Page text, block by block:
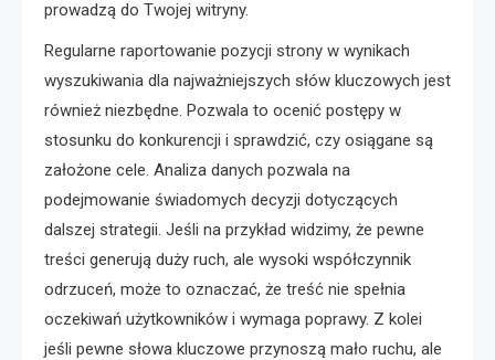
prowadzą do Twojej witryny.
Regularne raportowanie pozycji strony w wynikach
wyszukiwania dla najważniejszych słów kluczowych jest
również niezbędne. Pozwala to ocenić postępy w
stosunku do konkurencji i sprawdzić, czy osiągane są
założone cele. Analiza danych pozwala na
podejmowanie świadomych decyzji dotyczących
dalszej strategii. Jeśli na przykład widzimy, że pewne
treści generują duży ruch, ale wysoki współczynnik
odrzuceń, może to oznaczać, że treść nie spełnia
oczekiwań użytkowników i wymaga poprawy. Z kolei
jeśli pewne słowa kluczowe przynoszą mało ruchu, ale